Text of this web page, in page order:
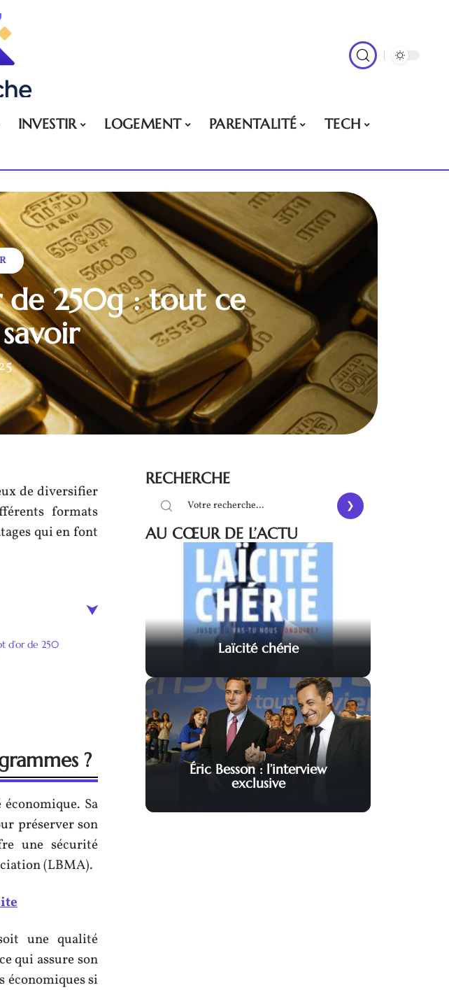
INVESTIR LOGEMENT PARENTALITÉ
TECH
de 250g : tout ce
de diversifier
formats
qui en font
d’or de 250
?
Sa
préserver son
une sécurité
(LBMA).
une qualité
qui assure son
économiques si
RECHERCHE
AU CŒUR DE L’ACTU
Laïcité chérie
Éric Besson : l’interview
exclusive